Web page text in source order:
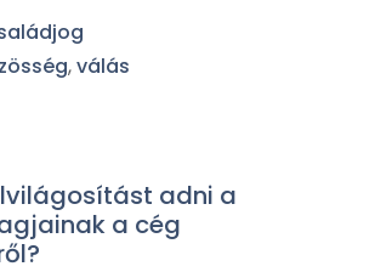
,válás
adni a
a cég